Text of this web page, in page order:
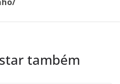
também